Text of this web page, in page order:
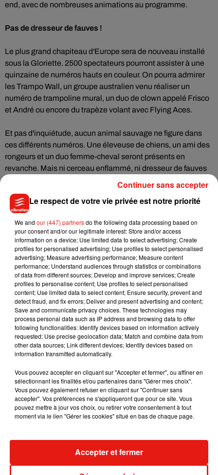
end, avec de nombreuses animations au programme.
Pas de dresseur de fauves !
Le plus grand chapiteau d'Europe sera de nouveau installé
sous la Gloriette. 2500 spectateurs pourront assister à une
quinzaine de numéros hauts en couleur. On pourra admirer
les Trampo Wall, un groupe australien venu réaliser un
numéro de trampoline mural, un duo de clown appelé Frisco
et André ou encore du trapèze volant avec Flying Aces.
Et pas d'inquiétude, aucun animal sauvage ne figure dans
ces différents numéros. Une éleveuse de chiens, un ami des
rongeurs et un duo femme-cheval seront présents en
revanche. Mais ni cerceau enflammé, ni dresseur de fauves
associations de défense des animaux s'étaient mobilisées
l'an dernier.
Musique
Tayc et Didi B dévoilent le single le plus
dansant de l’année
Angèle et Amélie Lens dévoilent leur
collaboration tant attendue
Benny Blanco invite Selena Gomez et
Becky G sur son nouveau single
Le respect de votre vie privée est notre priorité
We and our (447) partnersdo the following data processing based on
your consent and/or our legitimate interest: Store and/or access
information on a device; Use limited data to select advertising; Create
profiles for personalised advertising; Use profiles to select personalised
advertising; Measure advertising performance; Measure content
performance; Understand audiences through statistics or combinations
of data from different sources; Develop and improve services; Create
profiles to personalise content; Use profiles to select personalised
content; Use limited data to select content; Ensure security, prevent and
detect fraud, and fix errors; Deliver and present advertising and content;
Save and communicate privacy choices. These technologies may
process personal data such as IP address and browsing data to offer
following functionalities: Identify devices based on information actively
requested; Use precise geolocation data; Match and combine data from
other data sources; Link different devices; Identify devices based on
information transmitted automatically.
Vous pouvez accepter en cliquant sur "Accepter et fermer", ou affiner en
sélectionnant les finalités et/ou partenaires dans "Gérer mes choix".
Vous pouvez également refuser en cliquant sur "Continuer sans
accepter". Vos préférences ne s'appliqueront que pour ce site. Vous
pouvez mettre à jour vos choix, ou retirer votre consentement à tout
moment via le lien "Gérer les cookies" situé en bas de chaque page.
Accepter et fermer
Continuer sans accepter